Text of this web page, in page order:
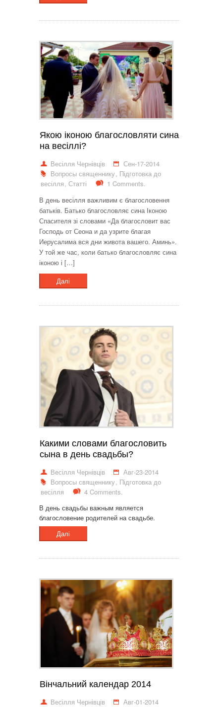
Якою іконою благословляти сина
на весіллі?
Весілля Чернівців
Сен-17-2014
Вопросы священнику, Підготовка до
весілля, Статті
1 Comments.
В день весілля важливим є благословення
батьків. Батько благословляє сина Іконою
Спасителя зі словами «Да благословит вас
Господь от Сеона и да узрите благая
Иерусалима вся дни живота вашего. Аминь».
У той же час, коли батько благословляє сина
іконою і […]
Далі
Какими словами благословить
сына в день свадьбы?
Весілля Чернівців
Авг-23-2014
Вопросы священнику, Підготовка до
весілля
4 Comments.
В день свадьбы важным является
благословение родителей на свадьбе.
Далі
Вінчальний календар 2014
Весілля Чернівців
Авг-01-2014